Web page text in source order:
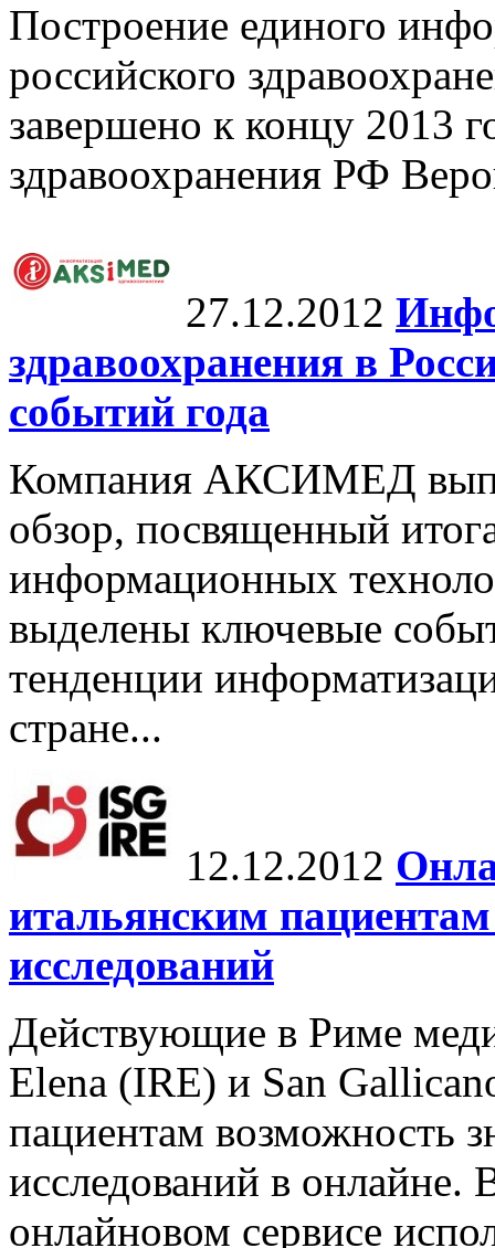
Построение единого
российского
завершено к концу 2013
здравоохранения РФ
27.12.2012
здравоохранения в
событий года
Компания АКСИМЕД
обзор, посвященный
информационных
выделены ключевые
тенденции
стране...
12.12.2012
итальянским
исследований
Действующие в Риме
Elena (IRE) и San
пациентам возможность
исследований в онлайне.
онлайновом сервисе